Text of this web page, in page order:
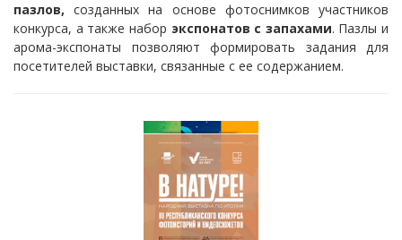
пазлов, созданных на основе фотоснимков участников
конкурса, а также набор экспонатов с запахами. Пазлы и
арома-экспонаты позволяют формировать задания для
посетителей выставки, связанные с ее содержанием.